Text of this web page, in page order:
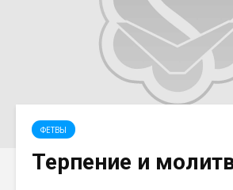
ФЕТВЫ
Терпение и